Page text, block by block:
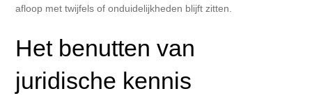
afloop met twijfels of onduidelijkheden blijft zitten.
Het benutten van
juridische kennis